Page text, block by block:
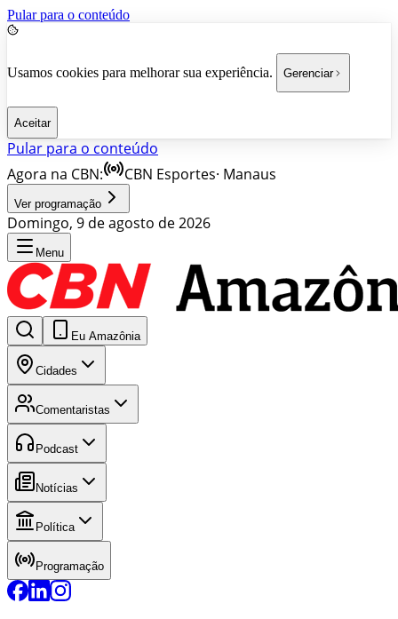
Pular para o conteúdo
Usamos cookies para melhorar sua experiência. Gerenciar
Aceitar
Pular para o conteúdo
Agora na CBN:
CBN Esportes· Manaus
Ver programação
Domingo, 9 de agosto de 2026
Menu
Eu Amazônia
Cidades
Comentaristas
Podcast
Notícias
Política
Programação